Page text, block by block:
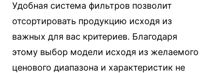
Удобная система фильтров позволит
отсортировать продукцию исходя из
важных для вас критериев. Благодаря
этому выбор модели исходя из желаемого
ценового диапазона и характеристик не